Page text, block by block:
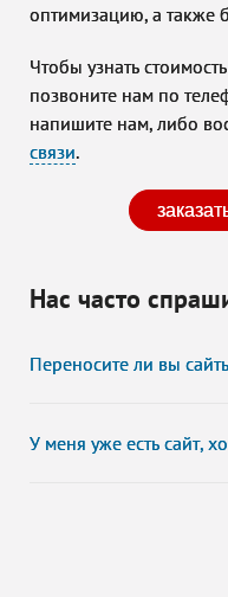
оптимизацию, а также
Чтобы узнать
позвоните нам по
напишите нам, либо
связи.
Нас часто
Переносите ли вы
У меня уже есть сайт,